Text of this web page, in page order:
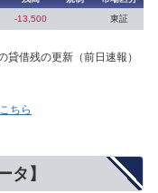
-13,500 東証
借残の更新（前日速報）
ちら
タ】